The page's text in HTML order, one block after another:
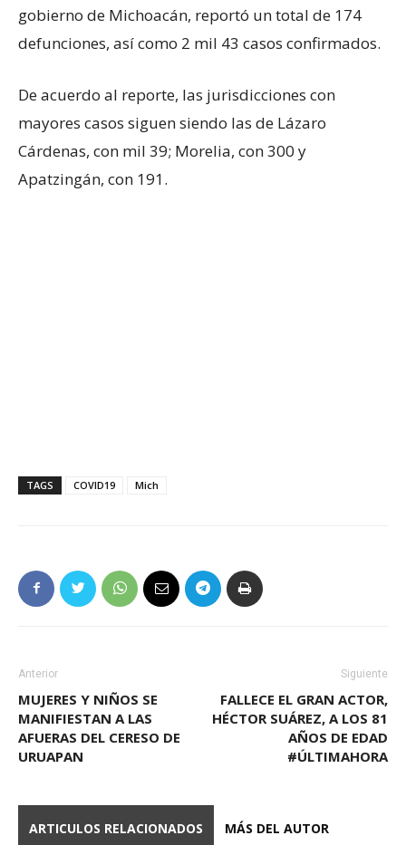
gobierno de Michoacán, reportó un total de 174
defunciones, así como 2 mil 43 casos confirmados.
De acuerdo al reporte, las jurisdicciones con
mayores casos siguen siendo las de Lázaro
Cárdenas, con mil 39; Morelia, con 300 y
Apatzingán, con 191.
TAGS COVID19 Mich
Anterior
MUJERES Y NIÑOS SE
MANIFIESTAN A LAS
AFUERAS DEL CERESO DE
URUAPAN
Siguiente
FALLECE EL GRAN ACTOR,
HÉCTOR SUÁREZ, A LOS 81
AÑOS DE EDAD
#ÚLTIMAHORA
ARTICULOS RELACIONADOS MÁS DEL AUTOR